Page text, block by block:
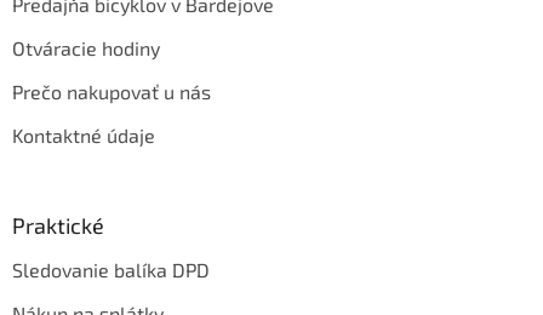
Otváracie hodiny
Prečo nakupovať u nás
Kontaktné údaje
Praktické
Sledovanie balíka DPD